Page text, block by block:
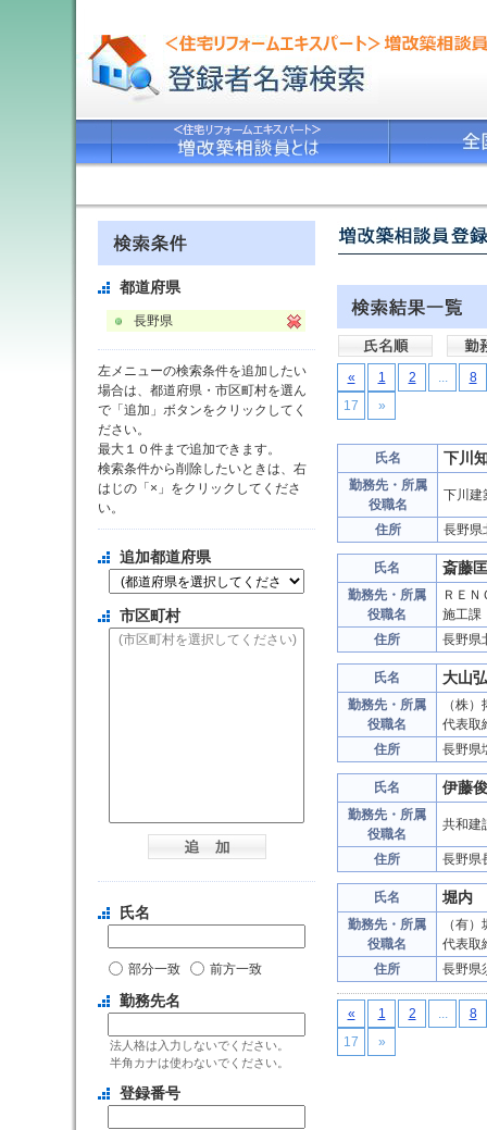
都道府県
長野県
左メニューの検索条件を追加したい
場合は、都道府県・市区町村を選ん
で「追加」ボタンをクリックしてく
ださい。
最大１０件まで追加できます。
検索条件から削除したいときは、右
はじの「×」をクリックしてくださ
い。
追加都道府県
市区町村
氏名
部分一致 前方一致
勤務先名
法人格は入力しないでください。
半角カナは使わないでください。
登録番号
« 1 2 ...
8
17
»
氏名 下川
勤務先・所属
役職名
下川建
住所 長野
氏名 斎藤
勤務先・所属
役職名
ＲＥＮ
施工課
住所
長野県
氏名 大山
勤務先・所属
役職名
（株
代表取
住所
長野
氏名 伊藤俊
勤務先・所属
役職名
共和建
住所 長野
氏名 堀内
勤務先・所属
役職名
（有
代表取
住所
長野県
« 1 2 ...
8
17
»